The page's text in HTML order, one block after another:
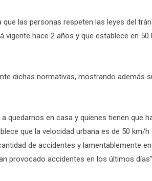
las personas respeten las leyes del
hace 2 años y que establece en 50
dichas normativas, mostrando además
quedarnos en casa y quienes tienen que
que la velocidad urbana es de 50 km/
de accidentes y lamentablemente
provocado accidentes en los últimos